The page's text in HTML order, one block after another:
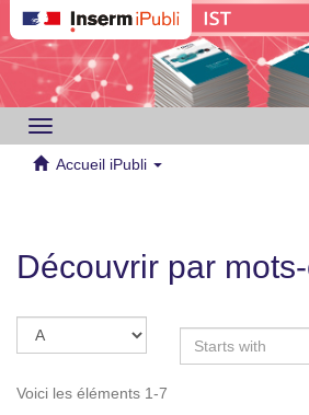
Toggle
navigation
Accueil iPubli
Découvrir par
Voici les éléments 1-7